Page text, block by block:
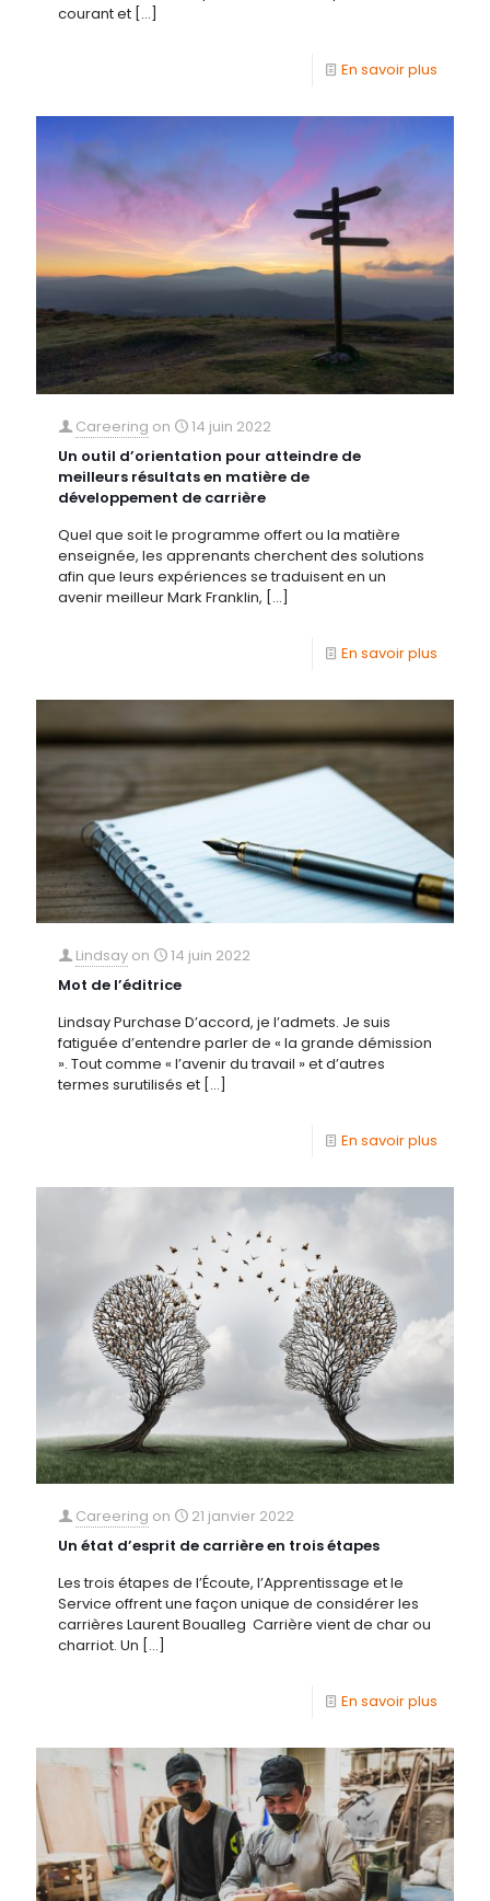
courant et […]
En savoir plus
Careering on
14 juin 2022
Un outil d’orientation pour atteindre de
meilleurs résultats en matière de
développement de carrière
Quel que soit le programme offert ou la matière
enseignée, les apprenants cherchent des solutions
afin que leurs expériences se traduisent en un
avenir meilleur Mark Franklin, […]
En savoir plus
Lindsay on
14 juin 2022
Mot de l’éditrice
Lindsay Purchase D’accord, je l’admets. Je suis
fatiguée d’entendre parler de « la grande démission
». Tout comme « l’avenir du travail » et d’autres
termes surutilisés et […]
En savoir plus
Careering on
21 janvier 2022
Un état d’esprit de carrière en trois étapes
Les trois étapes de l’Écoute, l’Apprentissage et le
Service offrent une façon unique de considérer les
carrières Laurent Boualleg Carrière vient de char ou
charriot. Un […]
En savoir plus